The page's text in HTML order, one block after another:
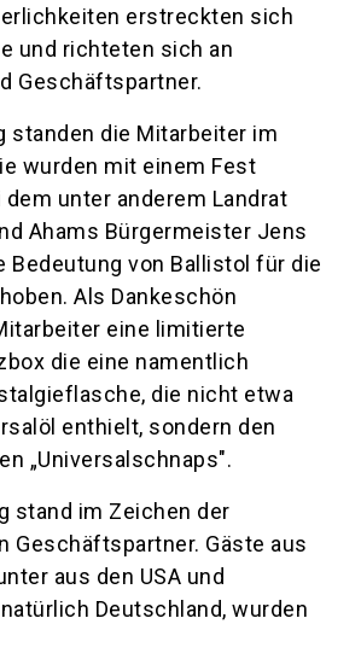
erstreckten sich
und richteten sich an
Geschäftspartner.
standen die Mitarbeiter im
wurden mit einem Fest
unter anderem Landrat
Ahams Bürgermeister Jens
Bedeutung von Ballistol für die
Als Dankeschön
eine limitierte
die eine namentlich
die nicht etwa
enthielt, sondern den
„Universalschnaps".
stand im Zeichen der
Geschäftspartner. Gäste aus
aus den USA und
Deutschland, wurden